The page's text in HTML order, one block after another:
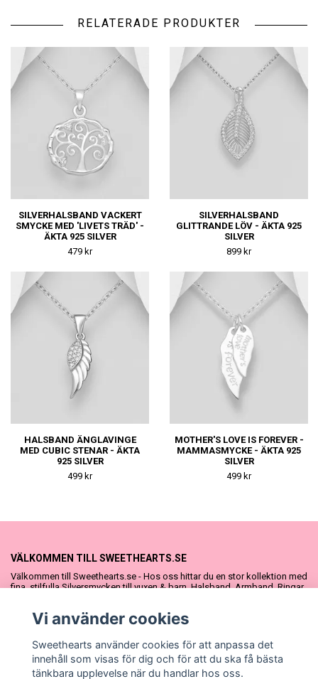
RELATERADE PRODUKTER
SILVERHALSBAND VACKERT
SMYCKE MED 'LIVETS TRÄD' -
ÄKTA 925 SILVER
479 kr
SILVERHALSBAND
GLITTRANDE LÖV - ÄKTA 925
SILVER
899 kr
HALSBAND ÄNGLAVINGE
MED CUBIC STENAR - ÄKTA
925 SILVER
499 kr
MOTHER'S LOVE IS FOREVER -
MAMMASMYCKE - ÄKTA 925
SILVER
499 kr
VÄLKOMMEN TILL SWEETHEARTS.SE
Välkommen till Sweethearts.se - Hos oss hittar du en stor kollektion med
fina, stilfulla Silversmycken till vuxen & barn. Halsband, Armband, Ringar
vår söta Sweethearts kolllektion med barnsmycken, tyllkjolar &
Vi använder cookies
Sweethearts använder cookies för att anpassa det
innehåll som visas för dig och för att du ska få bästa
tänkbara upplevelse när du handlar hos oss.